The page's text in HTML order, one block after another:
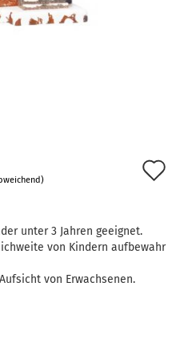
unter 3 Jahren geeignet.
von Kindern aufbewahr
von Erwachsenen.